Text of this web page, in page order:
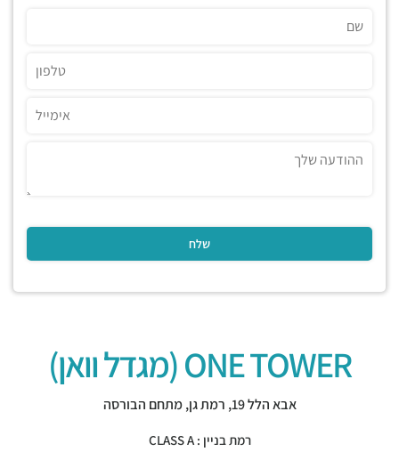
ONE TOWER (מגדל וואן)
אבא הלל 19, רמת גן,מתחם הבורסה
רמת בניין : CLASS A